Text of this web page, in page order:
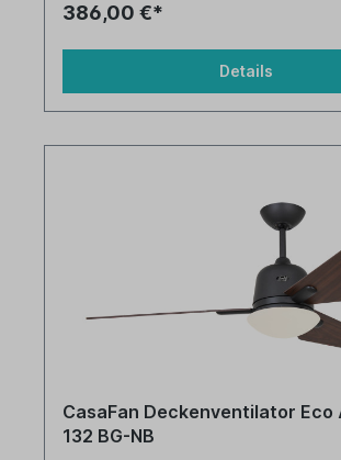
386,00 €*
Details
CasaFan Deckenventilator Eco
132 BG-NB